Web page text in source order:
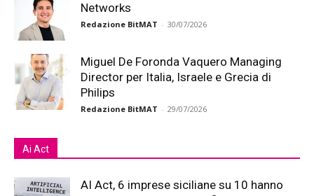
Networks
Redazione BitMAT - 30/07/2026
Miguel De Foronda Vaquero Managing
Director per Italia, Israele e Grecia di
Philips
Redazione BitMAT - 29/07/2026
Ai Act
AI Act, 6 imprese siciliane su 10 hanno